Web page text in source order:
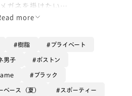
ガネを掛けたい
、少しアクティブな
ンズとの
い1本です♪
more
樹脂 プライベート
男子 ボストン
ブラック
ベース（夏） スポーティー